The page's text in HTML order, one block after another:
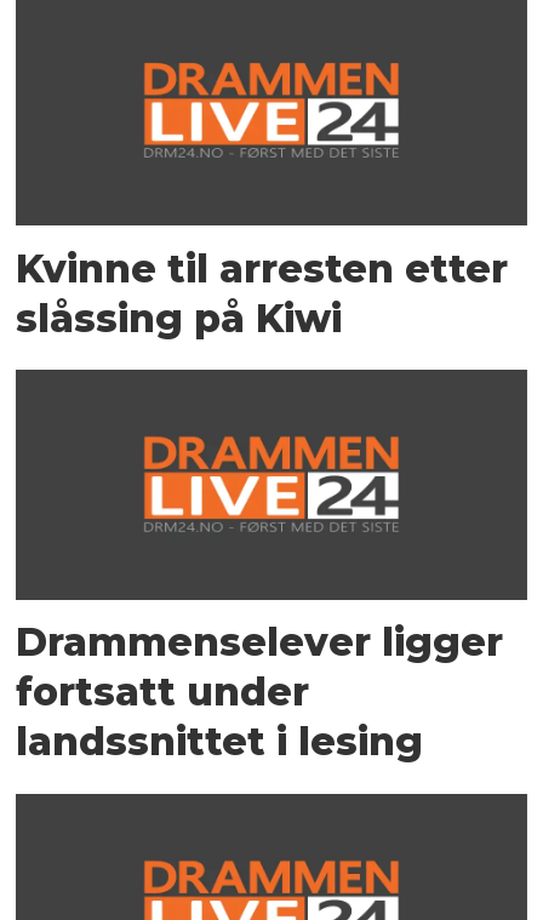
Kvinne til arresten etter
slåssing på Kiwi
Drammenselever ligger
fortsatt under
landssnittet i lesing